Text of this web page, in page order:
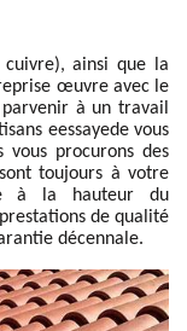
ainsi que la
œuvre avec le
à un travail
eessayede vous
vous procurons des
toujours à votre
à la hauteur du
de qualité
décennale.